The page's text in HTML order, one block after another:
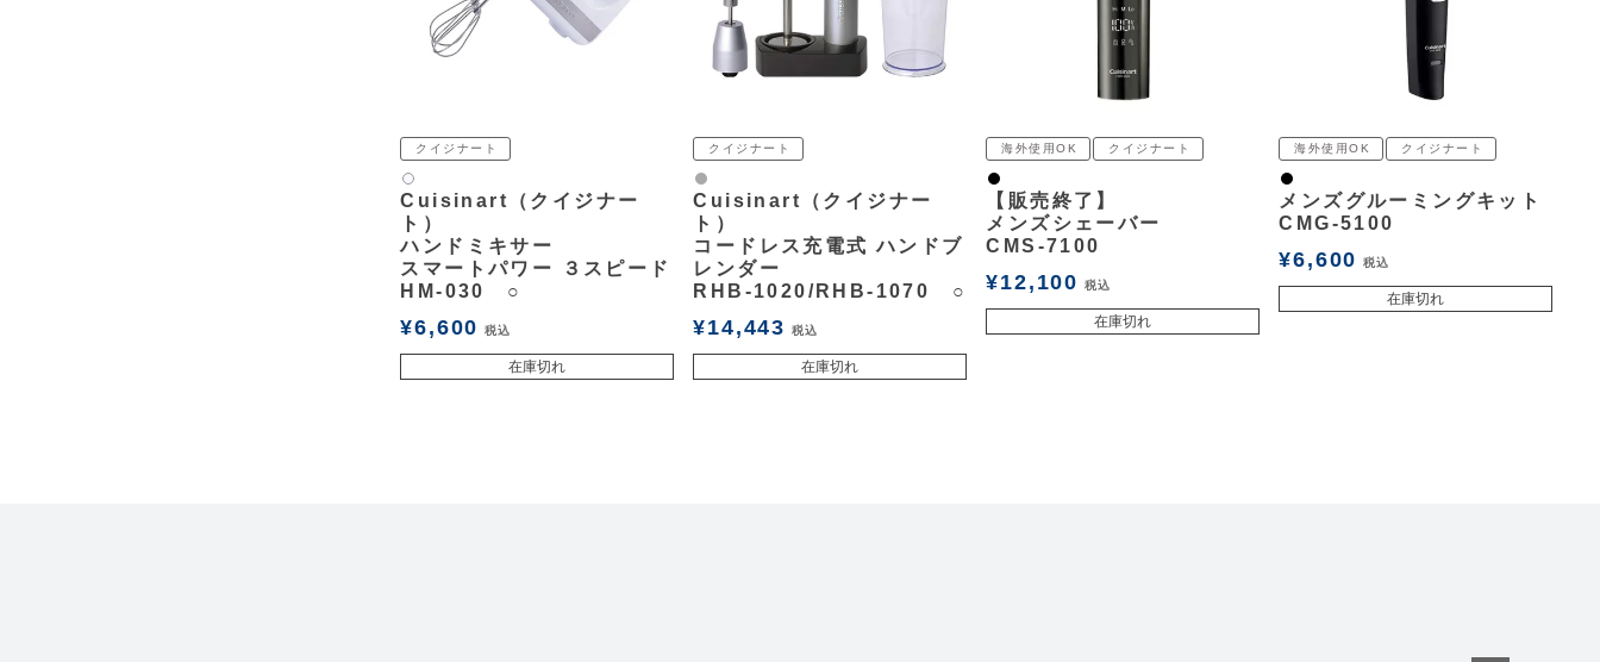
クイジナート
白2
Cuisinart（クイジナー
ト）
ハンドミキサー
スマートパワー ３スピード
HM-030 ○
¥6,600 税込
在庫切れ
クイジナート
グレー
Cuisinart（クイジナー
ト）
コードレス充電式 ハンドブ
レンダー
RHB-1020/RHB-1070 ○
¥14,443 税込
在庫切れ
海外使用OK クイジナート
黒
【販売終了】
メンズシェーバー
CMS-7100
¥12,100 税込
在庫切れ
海外使用OK クイジナート
黒
メンズグルーミングキット
CMG-5100
¥6,600 税込
在庫切れ